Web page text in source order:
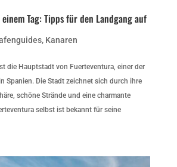
Tag: Tipps für den Landgang auf
, Kanaren
die Hauptstadt von Fuerteventura, einer der
Spanien. Die Stadt zeichnet sich durch ihre
schöne Strände und eine charmante
selbst ist bekannt für seine